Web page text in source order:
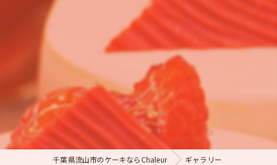
バースデー
求人
千葉県流山市のケーキならChaleur ギャラリー